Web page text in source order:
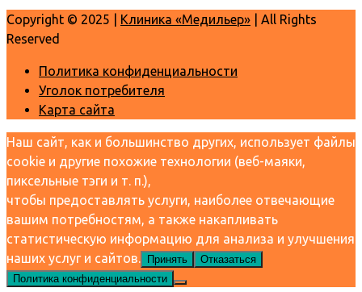
Copyright © 2025 | Клиника «Медильер» | All Rights
Reserved
Политика конфиденциальности
Уголок потребителя
Карта сайта
Наш сайт, как и большинство других, использует файлы
cookie и другие похожие технологии (веб-маяки,
пиксельные тэги и т. п.),
чтобы предоставлять услуги, наиболее отвечающие
вашим потребностям, а также накапливать
статистическую информацию для анализа и улучшения
наших услуг и сайтов.
Принять
Отказаться
Политика конфиденциальности